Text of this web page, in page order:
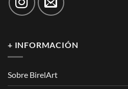
+ INFORMACIÓN
Sobre BirelArt